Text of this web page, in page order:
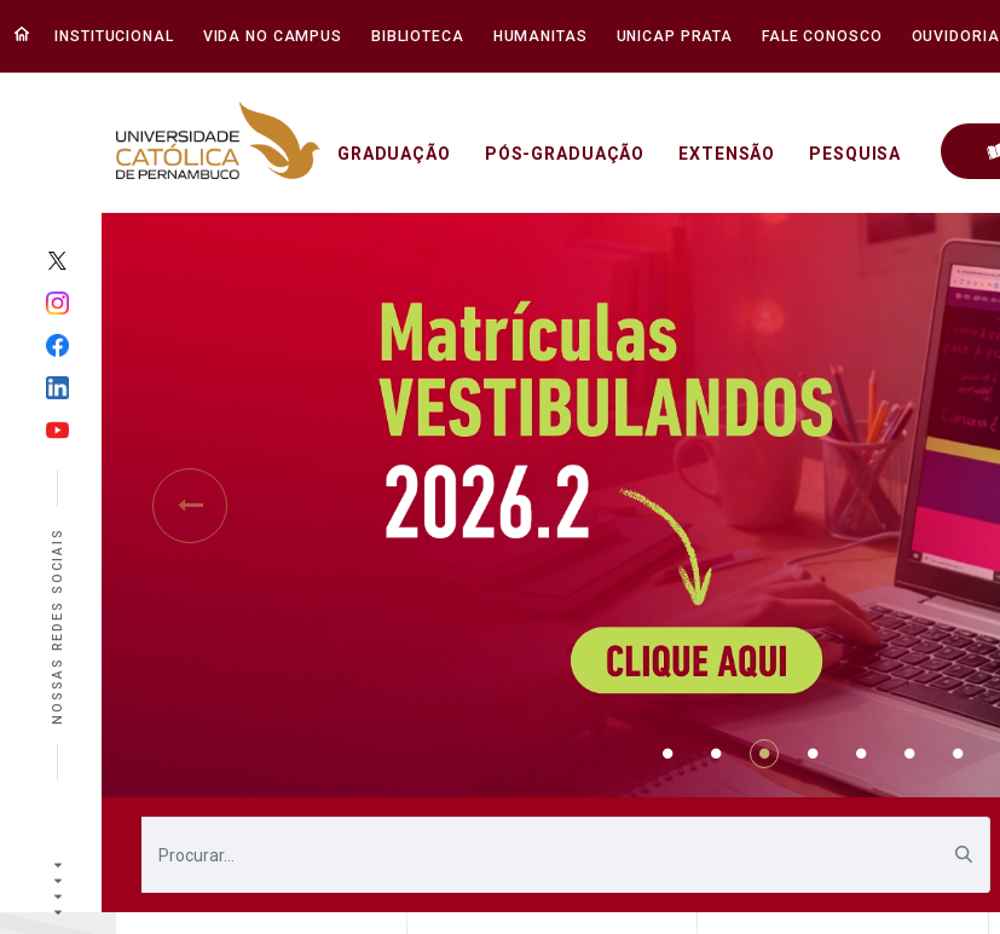
INSTITUCIONAL VIDA NO CAMPUS BIBLIOTECA HUMANITAS UNICAP PRATA FALE CONOSCO OUVIDORIA
GRADUAÇÃO PÓS-GRADUAÇÃO EXTENSÃO PESQUISA
Início - Unicap
NOSSAS REDES SOCIAIS
Previous